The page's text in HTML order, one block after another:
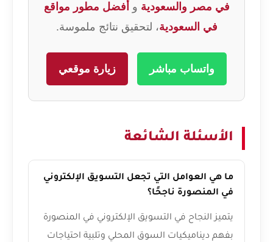
في مصر والسعودية و أفضل مطور مواقع
في السعودية، لتحقيق نتائج ملموسة.
واتساب مباشر زيارة موقعي
الأسئلة الشائعة
ما هي العوامل التي تجعل التسويق الإلكتروني
في المنصورة ناجحًا؟
يتميز النجاح في التسويق الإلكتروني في المنصورة
بفهم ديناميكيات السوق المحلي وتلبية احتياجات